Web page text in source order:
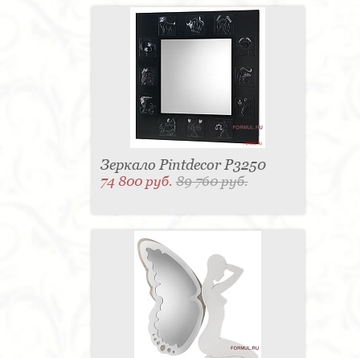
Зеркало Pintdecor P3250
74 800 руб.89 760 руб.